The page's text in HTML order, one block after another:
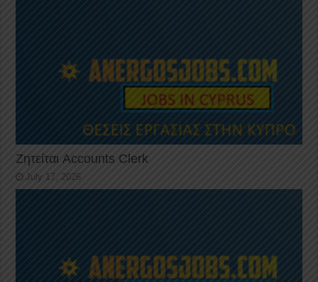
Ζητείται Accounts Clerk
July 17, 2026